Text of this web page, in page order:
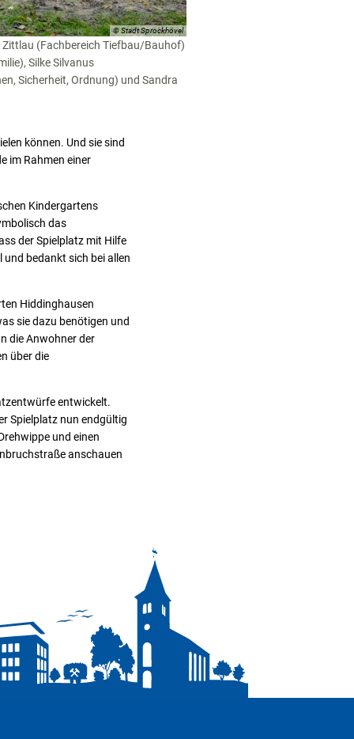
© Stadt Sprockhövel
Zittlau (Fachbereich Tiefbau/Bauhof)
Silke Silvanus
Sicherheit, Ordnung) und Sandra
können. Und sie sind
im Rahmen einer
Kindergartens
das
der Spielplatz mit Hilfe
und bedankt sich bei allen
Hiddinghausen
sie dazu benötigen und
die Anwohner der
über die
entwickelt.
Spielplatz nun endgültig
und einen
anschauen